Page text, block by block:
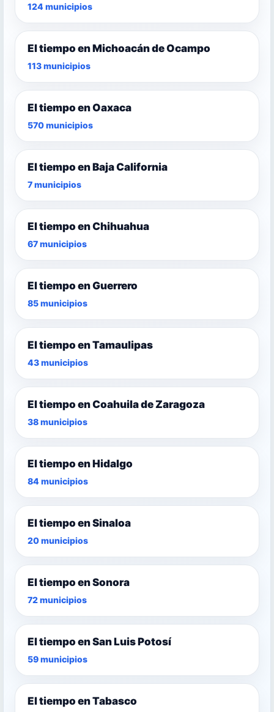
124 municipios
El tiempo en Michoacán de Ocampo
113 municipios
El tiempo en Oaxaca
570 municipios
El tiempo en Baja California
7 municipios
El tiempo en Chihuahua
67 municipios
El tiempo en Guerrero
85 municipios
El tiempo en Tamaulipas
43 municipios
El tiempo en Coahuila de Zaragoza
38 municipios
El tiempo en Hidalgo
84 municipios
El tiempo en Sinaloa
20 municipios
El tiempo en Sonora
72 municipios
El tiempo en San Luis Potosí
59 municipios
El tiempo en Tabasco